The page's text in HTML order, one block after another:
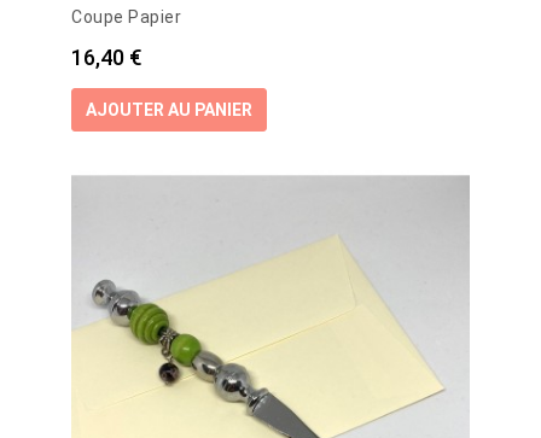
Coupe Papier
Prix
16,40 €
AJOUTER AU PANIER